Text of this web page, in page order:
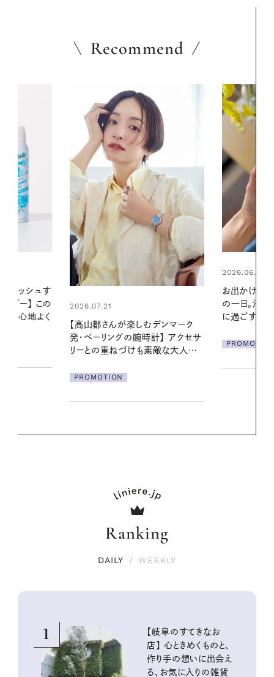
Recommend
2026.06.01
の一日。汗ばむ季節を「ごきげん」
PROMOTION
2026.06.01
暑い夏のナイ
える夜の爽
Ranking
DAILY / WEEKLY
1
【岐阜のすてきなお
店】 心ときめくものと、
作り手の想いに出会え
る、お気に入りの雑貨